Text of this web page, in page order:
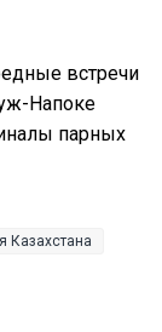
встречи
Напоке
парных
Казахстана